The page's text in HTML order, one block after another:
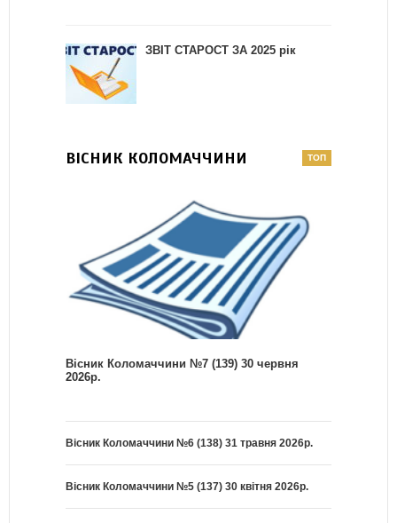
ЗВІТ СТАРОСТ ЗА 2025 рік
ВІСНИК КОЛОМАЧЧИНИ
Вісник Коломаччини №7 (139) 30 червня
2026р.
Вісник Коломаччини №6 (138) 31 травня 2026р.
Вісник Коломаччини №5 (137) 30 квітня 2026р.